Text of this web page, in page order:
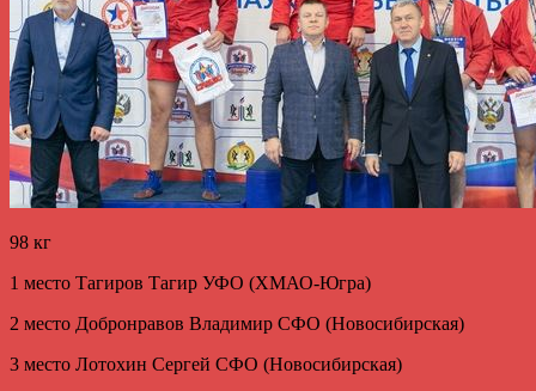
98 кг
1 место Тагиров Тагир УФО (ХМАО-Югра)
2 место Добронравов Владимир СФО (Новосибирская)
3 место Лотохин Сергей СФО (Новосибирская)